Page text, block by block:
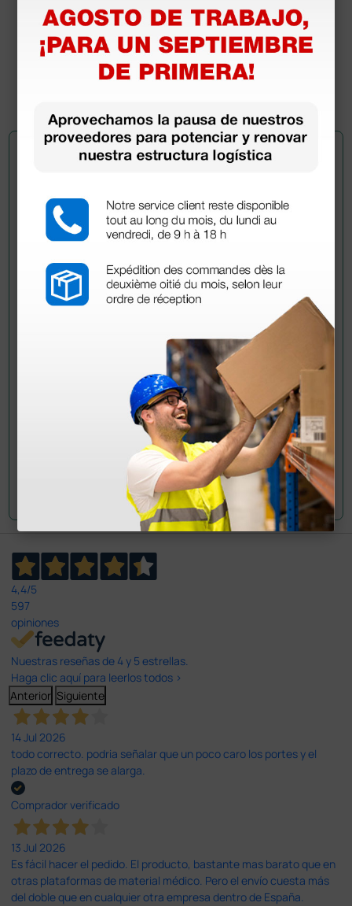
6,08 €6,76 €
Pregúntale a un colega
¿Todavía tienes alguna duda? ¿Necesitas más
Envía ahora mismo tu pregunta a los colegas que ya
han adquirido este producto.
Envía tu pregunta
4,4/5
597
opiniones
Nuestras reseñas de 4 y 5 estrellas.
Haga clic aquí para leerlos todos >
Anterior Siguiente
14 Jul 2026
todo correcto. podria señalar que un poco caro los portes y el
plazo de entrega se alarga.
Comprador verificado
13 Jul 2026
Es fácil hacer el pedido. El producto, bastante mas barato que en
otras plataformas de material médico. Pero el envío cuesta más
del doble que en cualquier otra empresa dentro de España.